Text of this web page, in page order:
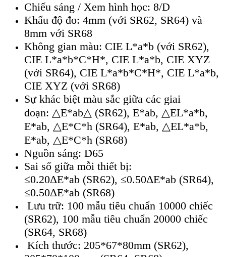
Chiếu sáng / Xem hình học: 8/D
Khẩu độ đo: 4mm (với SR62, SR64) và
8mm với SR68
Không gian màu: CIE L*a*b (với SR62),
CIE L*a*b*C*H*, CIE L*a*b, CIE XYZ
(với SR64), CIE L*a*b*C*H*, CIE L*a*b,
CIE XYZ (với SR68)
Sự khác biệt màu sắc giữa các giai
đoạn: △E*ab△ (SR62), E*ab, △EL*a*b,
E*ab, △E*C*h (SR64), E*ab, △EL*a*b,
E*ab, △E*C*h (SR68)
Nguồn sáng: D65
Sai số giữa mỗi thiết bị:
≤0.20ΔE*ab (SR62), ≤0.50ΔE*ab (SR64),
≤0.50ΔE*ab (SR68)
Lưu trữ: 100 mẫu tiêu chuẩn 10000 chiếc
(SR62), 100 mẫu tiêu chuẩn 20000 chiếc
(SR64, SR68)
Kích thước: 205*67*80mm (SR62),